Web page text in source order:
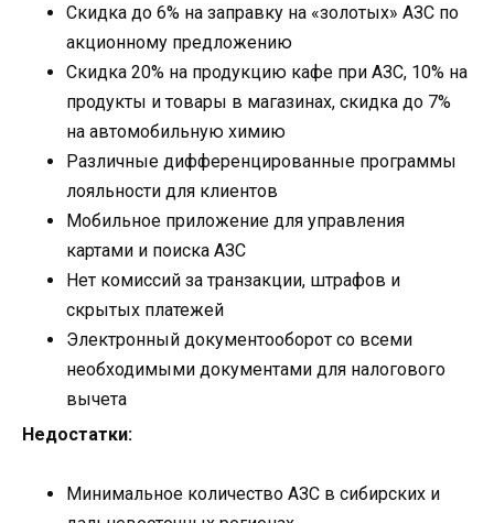
Скидка до 6% на заправку на «золотых» АЗС по
акционному предложению
Скидка 20% на продукцию кафе при АЗС, 10% на
продукты и товары в магазинах, скидка до 7%
на автомобильную химию
Различные дифференцированные программы
лояльности для клиентов
Мобильное приложение для управления
картами и поиска АЗС
Нет комиссий за транзакции, штрафов и
скрытых платежей
Электронный документооборот со всеми
необходимыми документами для налогового
вычета
Недостатки:
Минимальное количество АЗС в сибирских и